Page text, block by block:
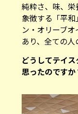
純粋さ、味、
象徴する「平
ン・オリーブ
あり、全ての人
―――どうしてテ
思ったのですか